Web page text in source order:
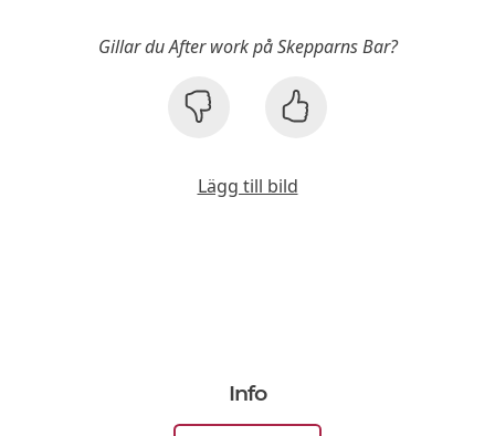
Gillar du After work på Skepparns Bar?
Lägg till bild
Info